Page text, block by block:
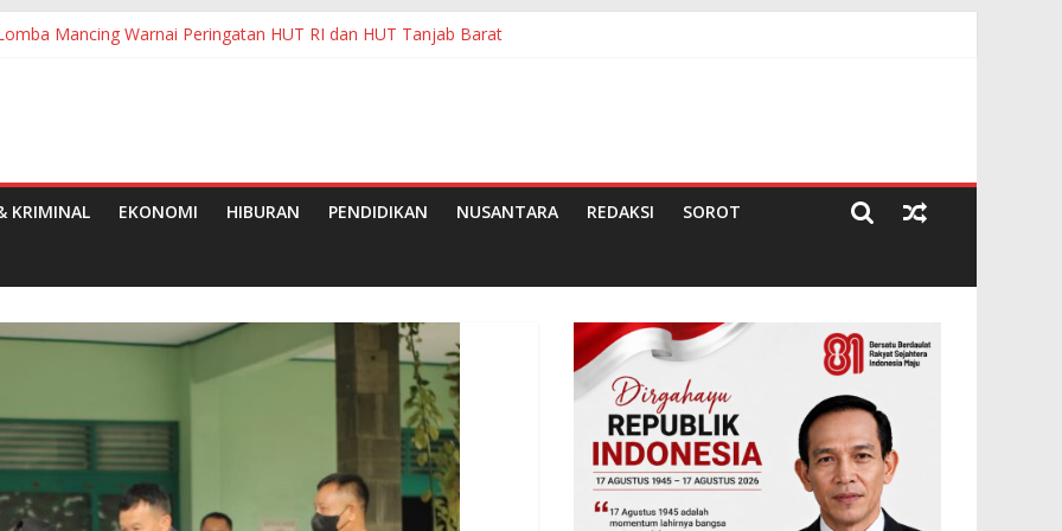
Mancing Warnai Peringatan HUT RI dan HUT Tanjab Barat
BOS di SMPN 2 Kutawaluya Jadi Tanda Tanya Besar
Pematangsiantar
Pelalawan Tahun 2026
KRIMINAL EKONOMI HIBURAN PENDIDIKAN NUSANTARA REDAKSI SOROT